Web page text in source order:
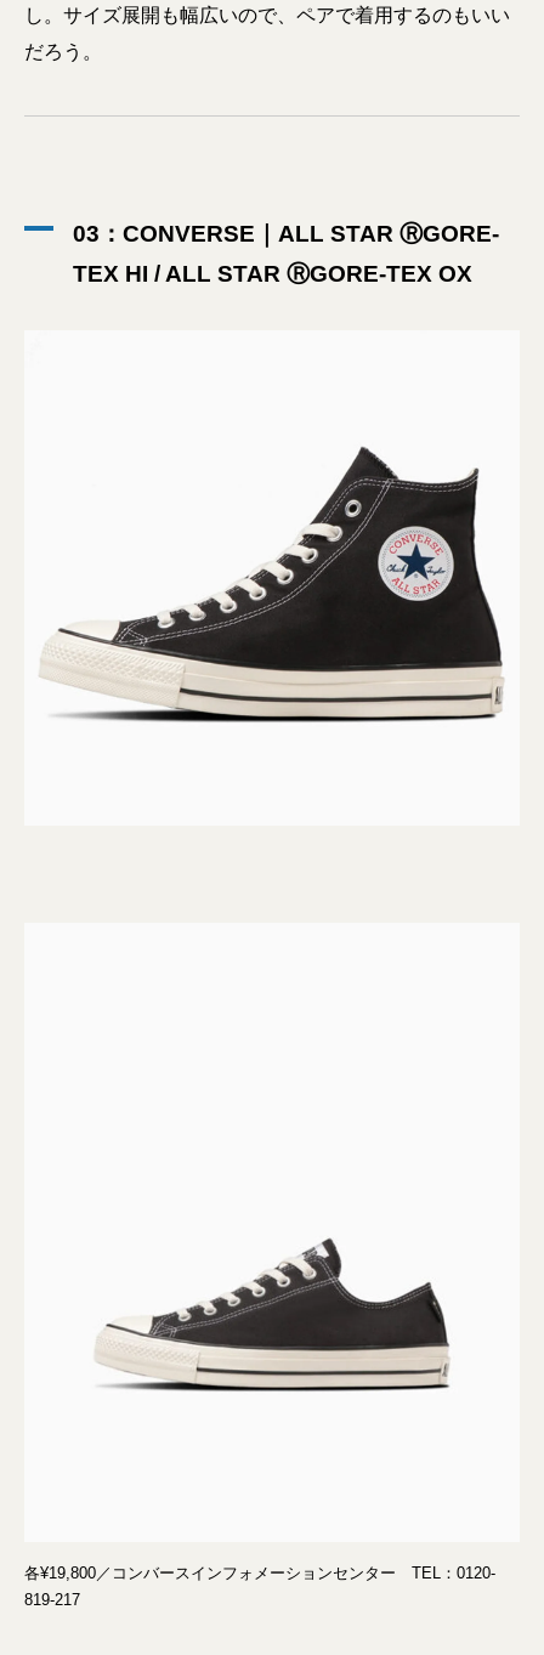
し。サイズ展開も幅広いので、ペアで着用するのもいい
だろう。
03：CONVERSE｜ALL STAR ⓇGORE-
TEX HI / ALL STAR ⓇGORE-TEX OX
各¥19,800／コンバースインフォメーションセンター TEL：0120-
819-217